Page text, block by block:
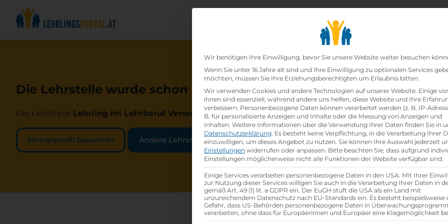
Lehrbetriebesearch
Die Lehrstelle wurde schon besetzt!
Die Lehrstelle Lehrling im Lehrberuf Verwaltungsassistent:inbeiAUVA - Allgemeine
Firmenprofil besuchen Andere Lehrstelle suchen
Datenschutz-
Wir benötigen Ihre Einwilligung, bevor Sie unsere Website weiter besuchen
Wenn Sie unter 16 Jahre alt sind und Ihre Einwilligung zu optionalen Services
möchten, müssen Sie Ihre Erziehungsberechtigten um Erlaubnis bitten.
Wir verwenden Cookies und andere Technologien auf unserer Website. Einige
ihnen sind essenziell, während andere uns helfen, diese Website und Ihre
verbessern. Personenbezogene Daten können verarbeitet werden (z. B. IP-
B. für personalisierte Anzeigen und Inhalte oder die Messung von Anzeigen und
Inhalten. Weitere Informationen über die Verwendung Ihrer Daten finden Sie in
Datenschutzerklärung. Es besteht keine Verpflichtung, in die Verarbeitung Ihrer
einzuwilligen, um dieses Angebot zu nutzen. Sie können Ihre Auswahl jederzeit
Einstellungen widerrufen oder anpassen. Bitte beachten Sie, dass aufgrund
Einstellungen möglicherweise nicht alle Funktionen der Website verfügbar sind.
Einige Services verarbeiten personenbezogene Daten in den USA. Mit Ihrer
zur Nutzung dieser Services willigen Sie auch in die Verarbeitung Ihrer Daten in
gemäß Art. 49 (1) lit. a GDPR ein. Der EuGH stuft die USA als ein Land mit
unzureichendem Datenschutz nach EU-Standards ein. Es besteht beispielsweise
Gefahr, dass US-Behörden personenbezogene Daten in
verarbeiten, ohne dass für Europäerinnen und Europäer eine Klagemöglichkeit